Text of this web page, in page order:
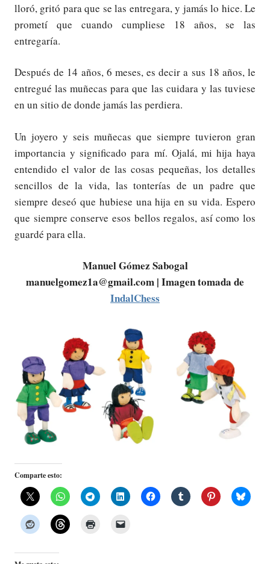
lloró, gritó para que se las entregara, y jamás lo hice. Le
prometí que cuando cumpliese 18 años, se las
entregaría.
Después de 14 años, 6 meses, es decir a sus 18 años, le
entregué las muñecas para que las cuidara y las tuviese
en un sitio de donde jamás las perdiera.
Un joyero y seis muñecas que siempre tuvieron gran
importancia y significado para mí. Ojalá, mi hija haya
entendido el valor de las cosas pequeñas, los detalles
sencillos de la vida, las tonterías de un padre que
siempre deseó que hubiese una hija en su vida. Espero
que siempre conserve esos bellos regalos, así como los
guardé para ella.
Manuel Gómez Sabogal
manuelgomez1a@gmail.com | Imagen tomada de
IndalChess
Comparte esto: